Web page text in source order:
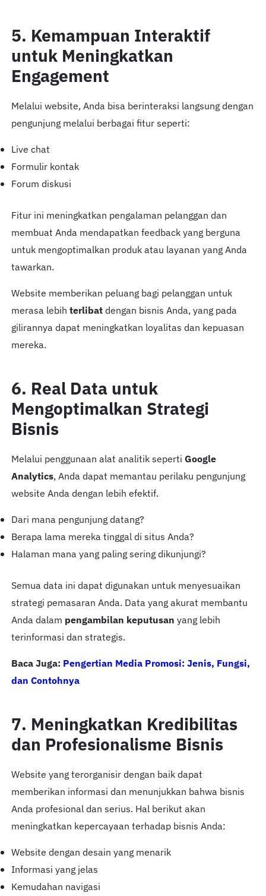
5. Kemampuan Interaktif
untuk Meningkatkan
Engagement
Melalui website, Anda bisa berinteraksi langsung dengan
pengunjung melalui berbagai fitur seperti:
Live chat
Formulir kontak
Forum diskusi
Fitur ini meningkatkan pengalaman pelanggan dan
membuat Anda mendapatkan feedback yang berguna
untuk mengoptimalkan produk atau layanan yang Anda
tawarkan.
Website memberikan peluang bagi pelanggan untuk
merasa lebih terlibatdengan bisnis Anda, yang pada
gilirannya dapat meningkatkan loyalitas dan kepuasan
mereka.
6. Real Data untuk
Mengoptimalkan Strategi
Bisnis
Melalui penggunaan alat analitik seperti Google
Analytics, Anda dapat memantau perilaku pengunjung
website Anda dengan lebih efektif.
Dari mana pengunjung datang?
Berapa lama mereka tinggal di situs Anda?
Halaman mana yang paling sering dikunjungi?
Semua data ini dapat digunakan untuk menyesuaikan
strategi pemasaran Anda. Data yang akurat membantu
Anda dalam pengambilan keputusan yang lebih
terinformasi dan strategis.
Baca Juga: Pengertian Media Promosi: Jenis, Fungsi,
dan Contohnya
7. Meningkatkan Kredibilitas
dan Profesionalisme Bisnis
Website yang terorganisir dengan baik dapat
memberikan informasi dan menunjukkan bahwa bisnis
Anda profesional dan serius. Hal berikut akan
meningkatkan kepercayaan terhadap bisnis Anda:
Website dengan desain yang menarik
Informasi yang jelas
Kemudahan navigasi